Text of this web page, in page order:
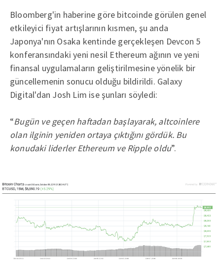
Bloomberg'in haberine göre bitcoinde görülen genel
etkileyici fiyat artışlarının kısmen, şu anda
Japonya'nın Osaka kentinde gerçekleşen Devcon 5
konferansındaki yeni nesil Ethereum ağının ve yeni
finansal uygulamaların geliştirilmesine yönelik bir
güncellemenin sonucu olduğu bildirildi. Galaxy
Digital'dan Josh Lim ise şunları söyledi:
“Bugün ve geçen haftadan başlayarak, altcoinlere
olan ilginin yeniden ortaya çıktığını gördük. Bu
konudaki liderler Ethereum ve Ripple oldu”.